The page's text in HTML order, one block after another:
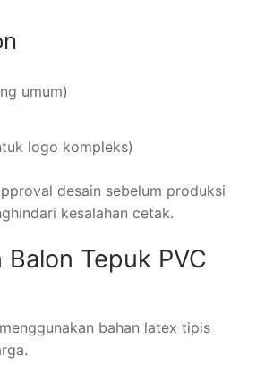
umum)
logo kompleks)
desain sebelum produksi
kesalahan cetak.
Tepuk PVC
bahan latex tipis